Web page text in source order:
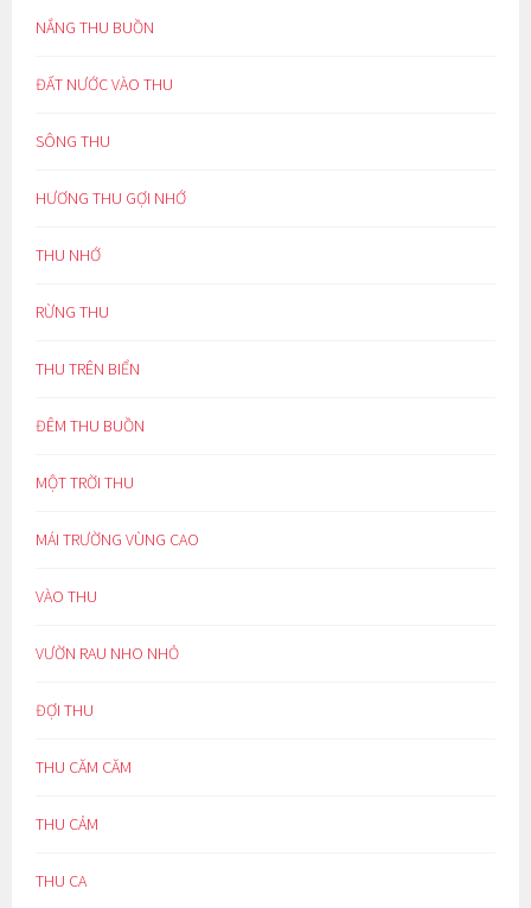
NẮNG THU BUỒN
ĐẤT NƯỚC VÀO THU
SÔNG THU
HƯƠNG THU GỢI NHỚ
THU NHỚ
RỪNG THU
THU TRÊN BIỂN
ĐÊM THU BUỒN
MỘT TRỜI THU
MÁI TRƯỜNG VÙNG CAO
VÀO THU
VƯỜN RAU NHO NHỎ
ĐỢI THU
THU CĂM CĂM
THU CẢM
THU CA